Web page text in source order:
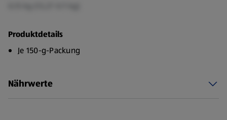
Produktdetails
Je 150-g-Packung
Nährwerte